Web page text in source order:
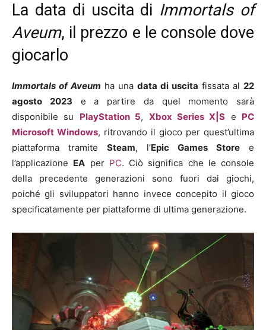
La data di uscita di Immortals of
Aveum, il prezzo e le console dove
giocarlo
Immortals of Aveum ha una data di uscita fissata al 22
agosto 2023 e a partire da quel momento sarà
disponibile su PlayStation 5, Xbox Series X|S e PC
Microsoft Windows, ritrovando il gioco per quest’ultima
piattaforma tramite Steam, l’Epic Games Store e
l’applicazione EA per PC. Ciò significa che le console
della precedente generazioni sono fuori dai giochi,
poiché gli sviluppatori hanno invece concepito il gioco
specificatamente per piattaforme di ultima generazione.